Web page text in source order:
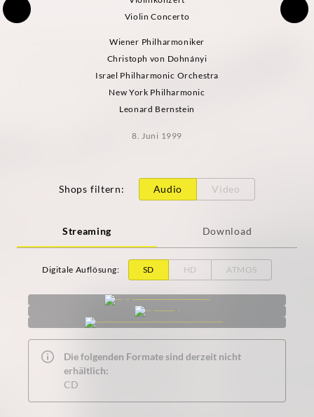
Violin Concerto
Wiener Philharmoniker
Christoph von Dohnányi
Israel Philharmonic Orchestra
New York Philharmonic
Leonard Bernstein
8. Juni 1999
Shops filtern: Audio Video
Streaming Download
Digitale Auflösung: SD HD ATMOS
Die folgenden Formate sind derzeit nicht
erhältlich:
CD